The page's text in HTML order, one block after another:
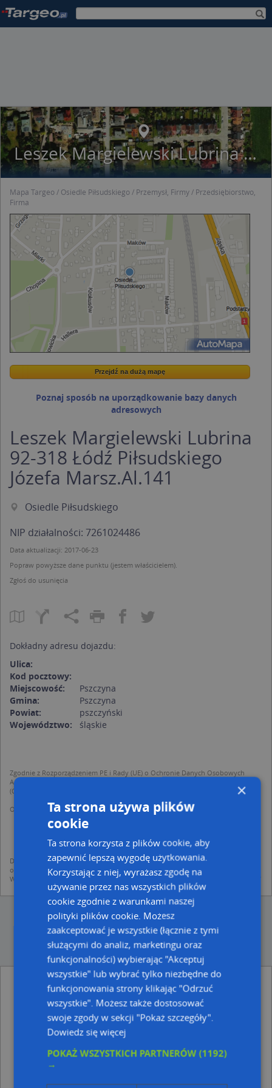
Leszek Margielewski Lubrina 92-318 Łódź Piłsudskiego Józefa Marsz.Al.141
Mapa Targeo Osiedle Piłsudskiego Przemysł, Firmy
Przedsiębiorstwo,
Firma
Wstaw tę mapkę na swoją stronę
Przejdź na dużą mapę
Przejdź na dużą mapę
Poznaj sposób na uporządkowanie bazy danych
adresowych
Leszek Margielewski Lubrina
92-318 Łódź Piłsudskiego
Józefa Marsz.Al.141
Osiedle Piłsudskiego
NIP działalności: 7261024486
Data aktualizacji: 2017-06-23
Popraw powyższe dane punktu (jestem właścicielem).
Zgłoś do usunięcia
Dokładny adresu dojazdu:
Ulica:
Kod pocztowy:
Miejscowość:
Pszczyna
Gmina:
Pszczyna
Powiat:
pszczyński
Województwo:
śląskie
Zgodnie z Rozporządzeniem PE i Rady (UE) o Ochronie Danych Osobowych
Administratorem (RODO), administratorem danych jest AutoMapa sp. z o.o.
(Operator) z siedzibą w Warszawie przy ulicy Domaniewskiej 37.
Operator przetwarza dane osobowe w celu:
dodania ich do bazy Targeo oraz publikacji w wyszukiwarce firm i na
mapach (art. 6 ust. 1 lit. f RODO)
6 ust. 1 lit. f RODO)
Dane pochodzą z publicznych baz CEIDG, GUS, REGON, z firmowych stron www
oraz od podmiotów zewnętrznych.
Więcej informacji dot. RODO:
http://regulamin.automapa.pl/odo_przetwarzanie/
Leszek Margielewski Lubrina 92-318 Łódź
Piłsudskiego Józefa Marsz.Al.141 - inne
Przemysł, Firmy w pobliżu
Trafostacja, Korczaka Janusza, 43-200 Pszczyna
Rudzki Marek Rudzki Geodezja, Narcyzów 44, 43-200
Pszczyna
Dzida Stanisław, ul. Katowicka 21, 43-200 Pszczyna
×
Ta strona używa plików
cookie
Ta strona korzysta z plików cookie, aby
zapewnić lepszą wygodę użytkowania.
Korzystając z niej, wyrażasz zgodę na
używanie przez nas wszystkich plików
cookie zgodnie z warunkami naszej
polityki plików cookie. Możesz
zaakceptować je wszystkie (łącznie z tymi
służącymi do analiz, marketingu oraz
funkcjonalności) wybierając "Akceptuj
wszystkie" lub wybrać tylko niezbędne do
funkcjonowania strony klikając "Odrzuć
wszystkie". Możesz także dostosować
swoje zgody w sekcji "Pokaż szczegóły".
Dowiedz się więcej
POKAŻ WSZYSTKICH PARTNERÓW(1192)
→